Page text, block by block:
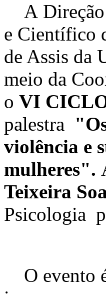
A Direção
e Científico
de Assis da
meio da
o VI
palestra
violência e
mulheres".
Teixeira
Psicologia
O evento